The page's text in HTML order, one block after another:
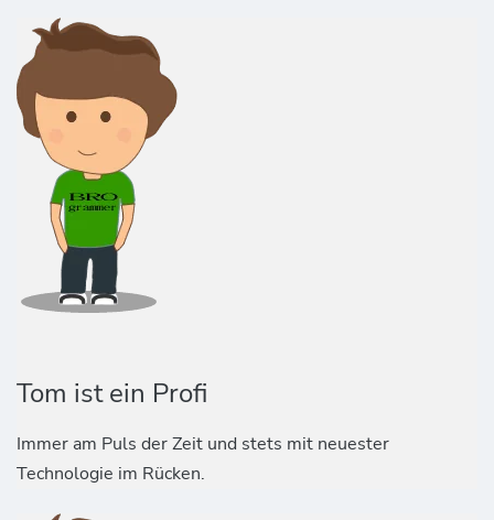
Tom ist ein Profi
Immer am Puls der Zeit und stets mit neuester
Technologie im Rücken.